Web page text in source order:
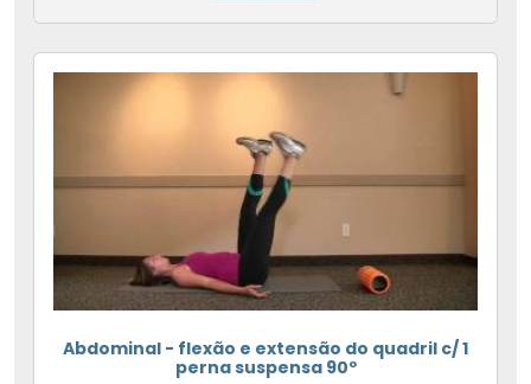
Abdominal - flexão e extensão do quadril c/ 1
perna suspensa 90º